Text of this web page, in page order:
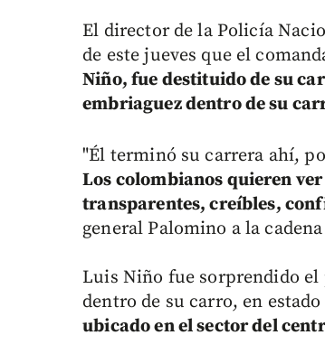
El director de la Policía
de este jueves que el
Niño, fue destituido de su
embriaguez dentro de su
"Él terminó su carrera ahí,
Los colombianos quieren
transparentes, creíbles,
general Palomino a la
Luis Niño fue sorprendido
dentro de su carro, en
ubicado en el sector del